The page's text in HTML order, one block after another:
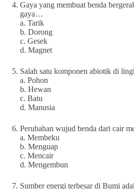
Gaya yang membuat benda
gaya…
a. Tarik
b. Dorong
c. Gesek
d. Magnet
Salah satu komponen abiotik di
a. Pohon
b. Hewan
c. Batu
d. Manusia
Perubahan wujud benda dari cair
a. Membeku
b. Menguap
c. Mencair
d. Mengembun
Sumber energi terbesar di Bumi